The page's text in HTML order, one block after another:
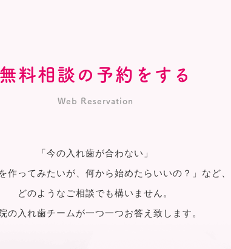
無料相談の予約をする
Web Reservation
「今の入れ歯が合わない」
作ってみたいが、何から始めたらいいの？」など、
どのようなご相談でも構いません。
の入れ歯チームが一つ一つお答え致します。